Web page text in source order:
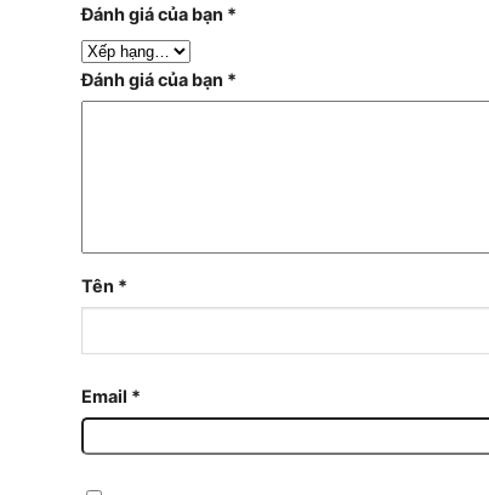
Đánh giá của bạn *
Đánh giá của bạn *
Tên *
Email *